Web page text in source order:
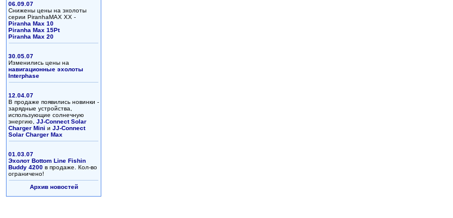
06.09.07
Снижены цены на эхолоты
серии PiranhaMAX XX -
Piranha Max 10
Piranha Max 15Pt
Piranha Max 20
30.05.07
Изменились цены на
навигационные эхолоты
Interphase
12.04.07
В продаже появились новинки -
зарядные устройства,
использующие солнечную
энергию, JJ-Connect Solar
Charger Mini и JJ-Connect
Solar Charger Max
01.03.07
Эхолот Bottom Line Fishin
Buddy 4200 в продаже. Кол-во
ограничено!
Архив новостей